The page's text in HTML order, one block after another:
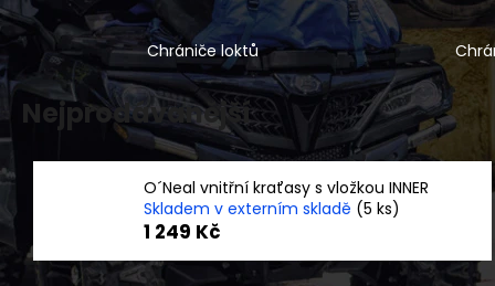
Chrániče loktů
Nejprodávanější
O´Neal vnitřní kraťasy s vložkou INNER
Skladem v externím skladě (5 ks)
1 249 Kč
ČTYŘKOLKA CFMOTO GLADIATOR C5-A
G4 T3B ŠEDÁ
160 990 Kč